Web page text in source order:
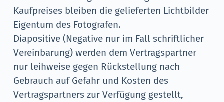
Kaufpreises bleiben die gelieferten Lichtbilder
Eigentum des Fotografen.
Diapositive (Negative nur im Fall schriftlicher
Vereinbarung) werden dem Vertragspartner
nur leihweise gegen Rückstellung nach
Gebrauch auf Gefahr und Kosten des
Vertragspartners zur Verfügung gestellt,